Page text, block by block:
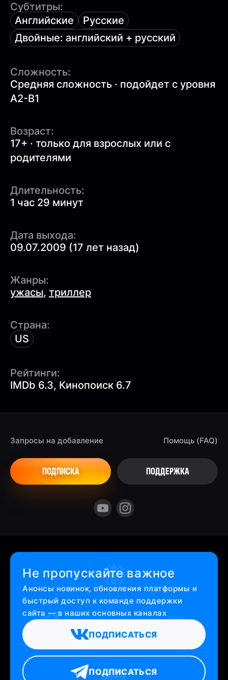
Субтитры:
Английские
Русские
Двойные: английский + русский
Сложность:
Средняя сложность · подойдет с уровня
A2-B1
Возраст:
17+ · только для взрослых или с
родителями
Длительность:
1 час 29 минут
Дата выхода:
09.07.2009 (17 лет назад)
Жанры:
ужасы, триллер
Страна:
US
Рейтинги:
IMDb 6.3, Кинопоиск 6.7
Запросы на добавление
ПОДПИСКА
Помощь (FAQ)
ПОДДЕРЖКА
Не пропускайте важное
Анонсы новинок, обновления платформы и
быстрый доступ к команде поддержки
сайта — в наших основных каналах
ПОДПИСАТЬСЯ
ПОДПИСАТЬСЯ